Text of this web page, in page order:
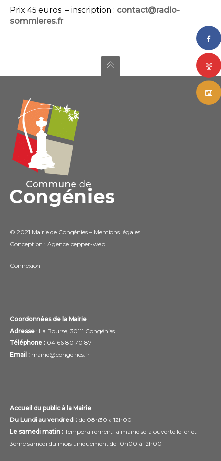
Prix 45 euros – inscription : contact@radio-
sommieres.fr
© 2021 Mairie de Congénies – Mentions légales
Conception : Agence pepper-web
Connexion
Coordonnées de la Mairie
Adresse : La Bourse, 30111 Congénies
Téléphone : 04 66 80 70 87
Email : mairie@congenies.fr
Accueil du public à la Mairie
Du Lundi au vendredi : de 08h30 à 12h00
Le samedi matin : Temporairement la mairie sera ouverte le 1er et
3ème samedi du mois uniquement de 10h00 à 12h00